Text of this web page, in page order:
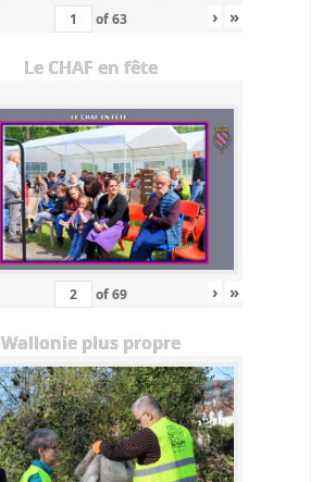
of63 › »
Le CHAF en fête
of69 › »
Wallonie plus propre